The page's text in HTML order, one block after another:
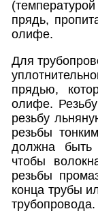
прядь,
олифе.
Для
прядью,
олифе.
резьбу
резьбы
должна быть
чтобы
резьбы
конца трубы
трубопровода.